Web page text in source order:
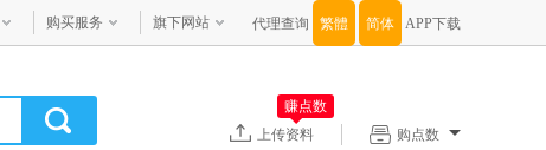
购买服务 旗下网站 代理查询 APP下载
购点数
上传资料
赚点数